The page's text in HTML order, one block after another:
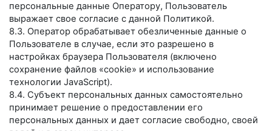
персональные данные Оператору, Пользователь
выражает свое согласие с данной Политикой.
8.3. Оператор обрабатывает обезличенные данные о
Пользователе в случае, если это разрешено в
настройках браузера Пользователя (включено
сохранение файлов «cookie» и использование
технологии JavaScript).
8.4. Субъект персональных данных самостоятельно
принимает решение о предоставлении его
персональных данных и дает согласие свободно, своей